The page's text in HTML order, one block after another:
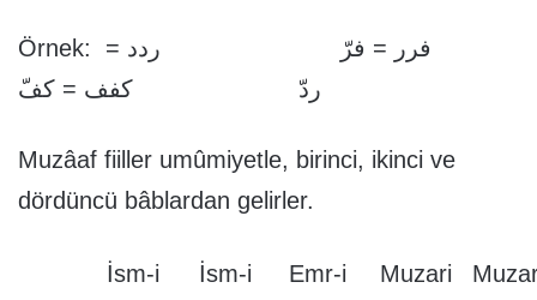
Örnek: فرر = فرّ ردد =
ردّ كفف = كفّ
Muzâaf fiiller umûmiyetle, birinci, ikinci ve
dördüncü bâblardan gelirler.
İsm-i
İsm-i
Emr-i
Muzari